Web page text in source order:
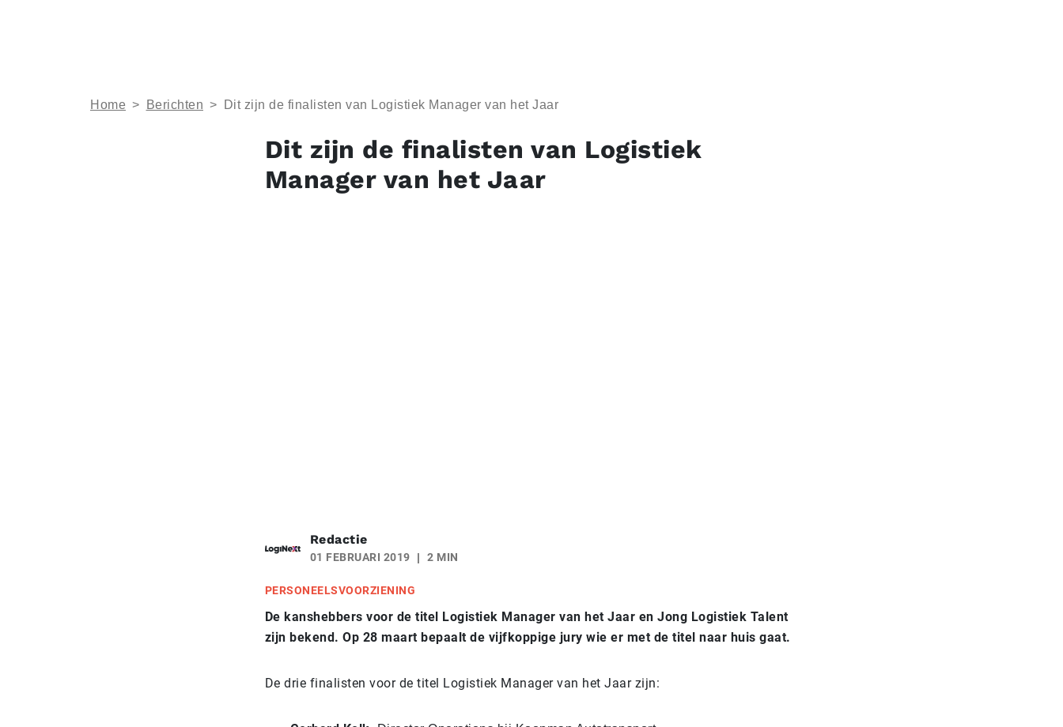
Home > Berichten > Dit zijn de finalisten van Logistiek Manager van het Jaar
Dit zijn de finalisten van Logistiek
Manager van het Jaar
Redactie
01 FEBRUARI 2019 2 MIN
PERSONEELSVOORZIENING
De kanshebbers voor de titel Logistiek Manager van het Jaar en Jong Logistiek Talent
zijn bekend. Op 28 maart bepaalt de vijfkoppige jury wie er met de titel naar huis gaat.
De drie finalisten voor de titel Logistiek Manager van het Jaar zijn: